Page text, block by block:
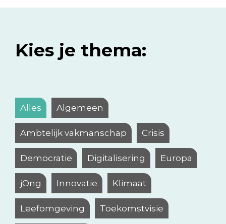
Kies je thema:
Alles Algemeen
Ambtelijk vakmanschap Crisis
Democratie Digitalisering Europa
jOng Innovatie Klimaat
Leefomgeving Toekomstvisie